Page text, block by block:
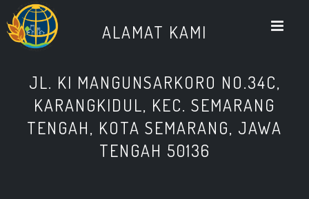
ALAMAT KAMI
JL. KI MANGUNSARKORO NO.34C,
KARANGKIDUL, KEC. SEMARANG
TENGAH, KOTA SEMARANG, JAWA
TENGAH 50136